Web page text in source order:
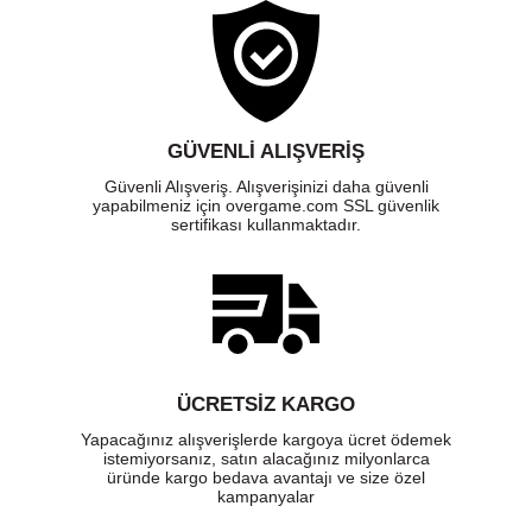
GÜVENLI ALIŞVERIŞ
Güvenli Alışveriş. Alışverişinizi daha güvenli
yapabilmeniz için overgame.com SSL güvenlik
sertifikası kullanmaktadır.
ÜCRETSIZ KARGO
Yapacağınız alışverişlerde kargoya ücret ödemek
istemiyorsanız, satın alacağınız milyonlarca
üründe kargo bedava avantajı ve size özel
kampanyalar